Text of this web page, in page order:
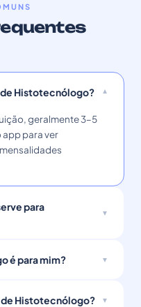
Histotecnólogo?
geralmente 3–5
app para ver
para
é para mim?
de Histotecnólogo?